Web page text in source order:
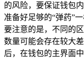
的风险，要保证钱包
准备好足够的“弹药”
要注意的是，不同的
数量可能会存在较大
后，在钱包的主界面